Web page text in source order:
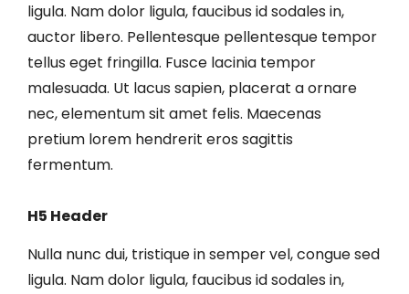
ligula. Nam dolor ligula, faucibus id sodales in,
auctor libero. Pellentesque pellentesque tempor
tellus eget fringilla. Fusce lacinia tempor
malesuada. Ut lacus sapien, placerat a ornare
nec, elementum sit amet felis. Maecenas
pretium lorem hendrerit eros sagittis
fermentum.
H5 Header
Nulla nunc dui, tristique in semper vel, congue sed
ligula. Nam dolor ligula, faucibus id sodales in,